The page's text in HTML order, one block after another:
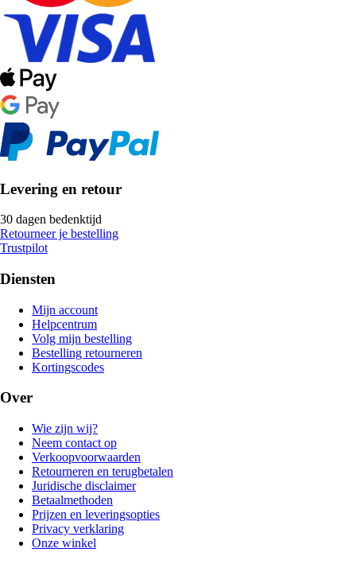
Levering en retour
30 dagen bedenktijd
Retourneer je bestelling
Trustpilot
Diensten
Mijn account
Helpcentrum
Volg mijn bestelling
Bestelling retourneren
Kortingscodes
Over
Wie zijn wij?
Neem contact op
Verkoopvoorwaarden
Retourneren en terugbetalen
Juridische disclaimer
Betaalmethoden
Prijzen en leveringsopties
Privacy verklaring
Onze winkel